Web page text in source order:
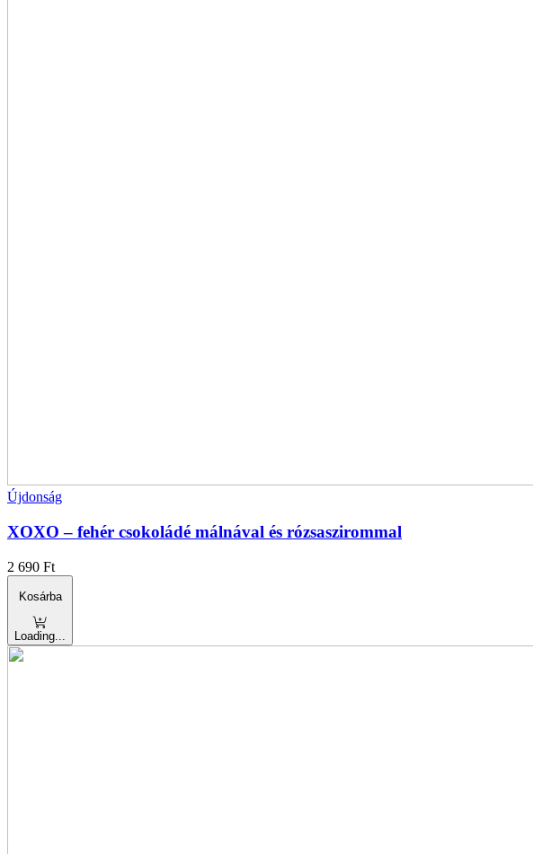
Újdonság
XOXO – fehér csokoládé málnával és rózsaszirommal
2 690 Ft
Kosárba
Loading...